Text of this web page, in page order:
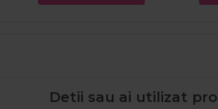
Detii sau ai utilizat